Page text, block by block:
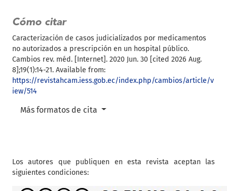
Cómo citar
Caracterización de casos judicializados por medicamentos
no autorizados a prescripción en un hospital público.
Cambios rev. méd. [Internet]. 2020 Jun. 30 [cited 2026 Aug.
8];19(1):14-21. Available from:
https://revistahcam.iess.gob.ec/index.php/cambios/article/v
iew/514
Más formatos de cita
Los autores que publiquen en esta revista aceptan las
siguientes condiciones: